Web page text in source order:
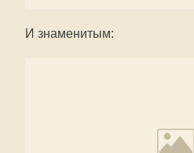
И знаменитым: